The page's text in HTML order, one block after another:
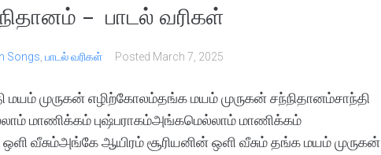
– பாடல் வரிகள்
Songs பாடல் வரிகள் Posted March 7, 2025
மயம் முருகன் எழிற்கோலம்தங்க மயம் முருகன் சந்நிதானம்சாந்தி
மாணிக்கம் புஷ்பராகம்அங்கமெல்லாம் மாணிக்கம்
வீசும்அங்கே ஆயிரம் சூரியனின் ஒளி வீசும் தங்க மயம் முருகன்